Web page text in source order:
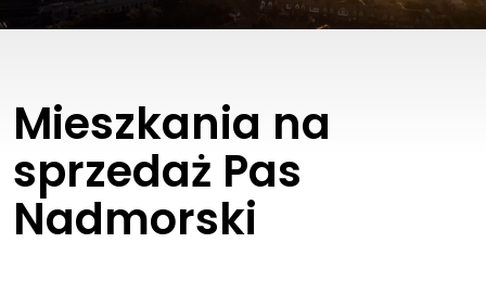
Mieszkania na
sprzedaż Pas
Nadmorski